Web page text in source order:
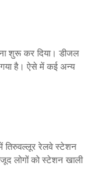
शुरू कर दिया। डीजल
है। ऐसे में कई अन्य
में तिरुवल्लूर रेलवे स्टेशन
लोगों को स्टेशन खाली